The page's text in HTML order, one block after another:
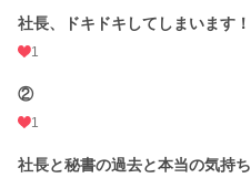
社長、ドキドキしてしまいます！
1
②
1
社長と秘書の過去と本当の気持ち